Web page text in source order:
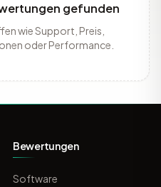
gefunden
wie Support, Preis,
oder Performance.
Bewertungen
Software